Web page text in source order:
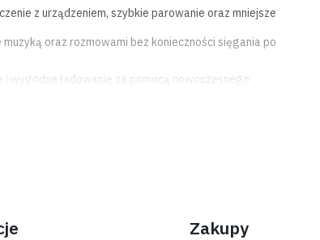
z urządzeniem, szybkie parowanie oraz mniejsze
oraz rozmowami bez konieczności sięgania po
wygodne ładowanie za pomocą nowoczesnego
telefoniczne.
Zakupy